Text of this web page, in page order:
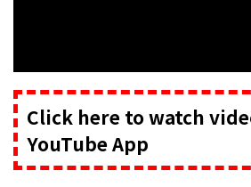
Click here to watch
YouTube App